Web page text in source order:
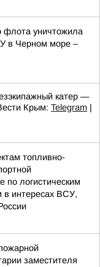
флота уничтожила
в Черном море –
катер —
Крым: Telegram |
топливно-
по логистическим
в интересах ВСУ,
заместителя